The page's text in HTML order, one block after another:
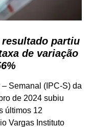
partiu
de variação
Semanal (IPC-S) da
de 2024 subiu
últimos 12
Vargas Instituto